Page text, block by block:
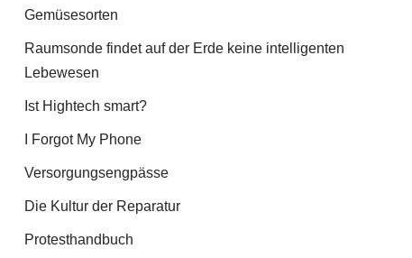
Gemüsesorten
Raumsonde findet auf der Erde keine intelligenten
Lebewesen
Ist Hightech smart?
I Forgot My Phone
Versorgungsengpässe
Die Kultur der Reparatur
Protesthandbuch